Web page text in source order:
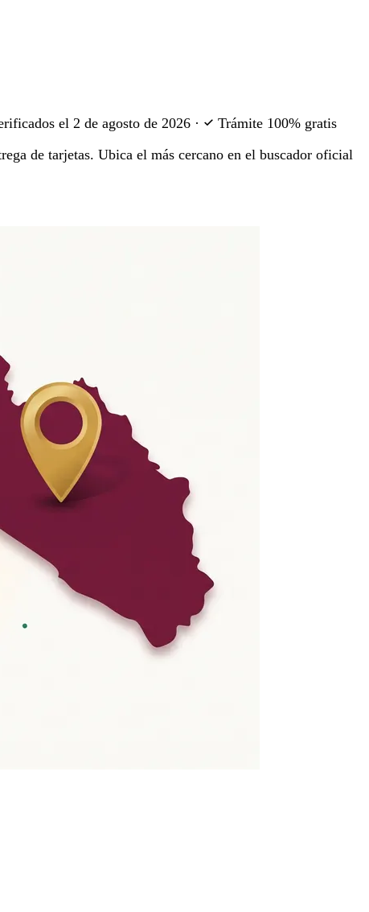
el 2 de agosto de 2026 ·
Trámite 100% gratis
de tarjetas. Ubica el más cercano en el buscador oficial